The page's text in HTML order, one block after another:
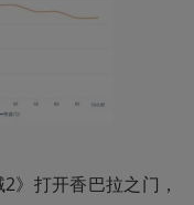
》打开香巴拉之门，